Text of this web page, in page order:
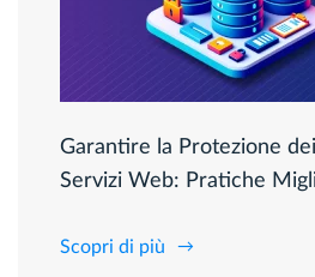
Garantire la Protezione
Servizi Web: Pratiche
Scopri di più